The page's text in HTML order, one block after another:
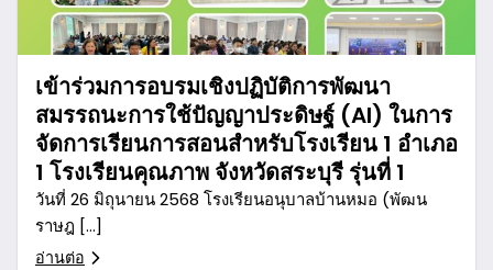
เข้าร่วมการอบรมเชิงปฏิบัติการพัฒนา
สมรรถนะการใช้ปัญญาประดิษฐ์ (AI) ในการ
จัดการเรียนการสอนสำหรับโรงเรียน 1 อำเภอ
1 โรงเรียนคุณภาพ จังหวัดสระบุรี รุ่นที่ 1
วันที่ 26 มิถุนายน 2568 โรงเรียนอนุบาลบ้านหมอ (พัฒน
ราษฎ […]
อ่านต่อ